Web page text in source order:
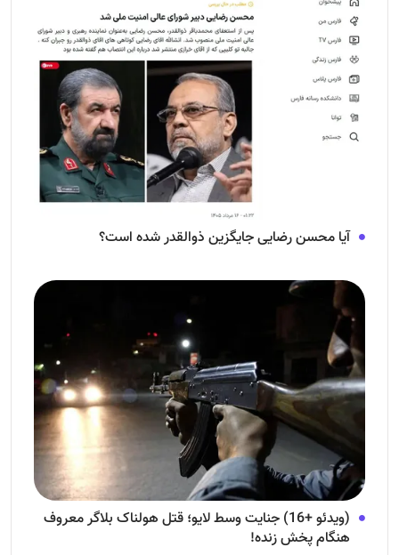
آیا محسن رضایی جایگزین ذوالقدر شده است؟
(ویدئو +16) جنایت وسط لایو؛ قتل هولناک بلاگر معروف
هنگام پخش زنده!